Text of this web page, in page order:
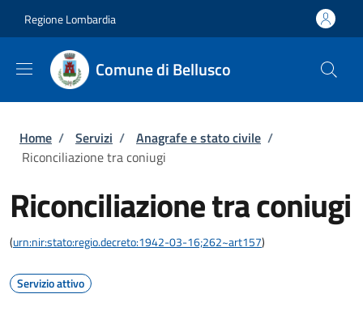
Regione Lombardia
Comune di Bellusco
Briciole di pane
Home / Servizi / Anagrafe e stato civile /
Riconciliazione tra coniugi
Riconciliazione tra coniugi
(urn:nir:stato:regio.decreto:1942-03-16;262~art157)
Servizio attivo